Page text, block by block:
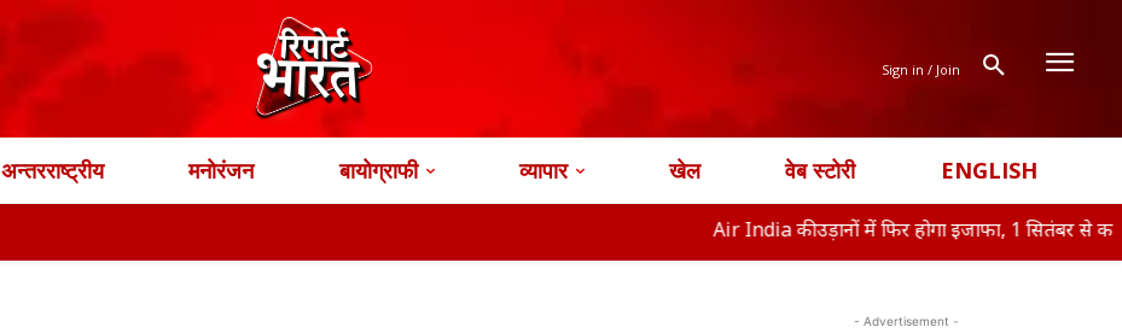
Sign in / Join
अन्तरराष्ट्रीय मनोरंजन बायोग्राफी व्यापार खेल वेब स्टोरी ENGLISH
Air India की उड़ानों में फिर होगा इजाफा, 1 सितंबर से क ऑफिस
- Advertisement -